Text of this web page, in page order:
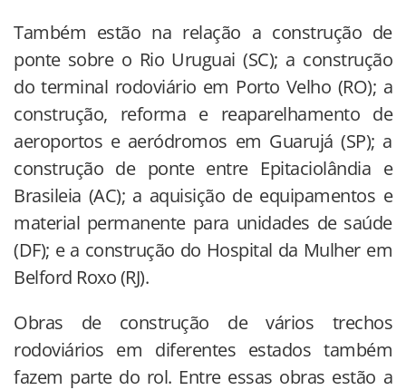
Também estão na relação a construção de
ponte sobre o Rio Uruguai (SC); a construção
do terminal rodoviário em Porto Velho (RO); a
construção, reforma e reaparelhamento de
aeroportos e aeródromos em Guarujá (SP); a
construção de ponte entre Epitaciolândia e
Brasileia (AC); a aquisição de equipamentos e
material permanente para unidades de saúde
(DF); e a construção do Hospital da Mulher em
Belford Roxo (RJ).
Obras de construção de vários trechos
rodoviários em diferentes estados também
fazem parte do rol. Entre essas obras estão a